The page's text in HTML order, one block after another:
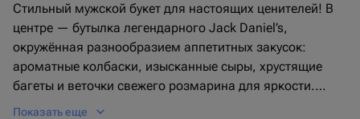
Стильный мужской букет для настоящих ценителей! В
центре — бутылка легендарного Jack Daniel’s,
окружённая разнообразием аппетитных закусок:
ароматные колбаски, изысканные сыры, хрустящие
багеты и веточки свежего розмарина для яркости.
Компанию составляют бутылочки Coca-Cola, создавая
Показать еще